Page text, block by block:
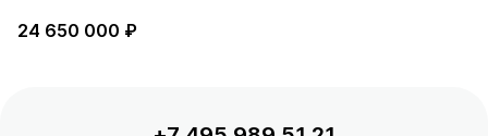
24 650 000 ₽